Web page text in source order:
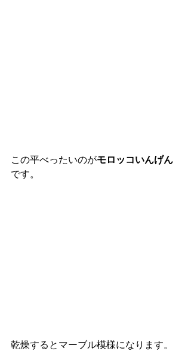
この平べったいのがモロッコいんげん
です。
乾燥するとマーブル模様になります。